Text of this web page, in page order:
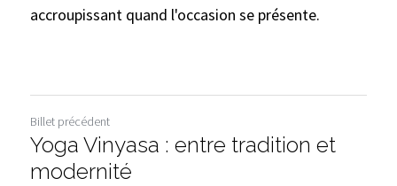
accroupissant quand l'occasion se présente.
Billet précédent
Yoga Vinyasa : entre tradition et
modernité